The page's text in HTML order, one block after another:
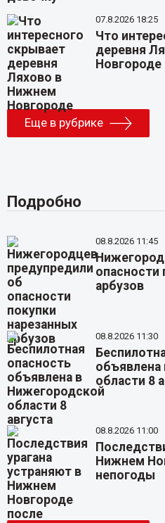
07.8.2026 18:25
Что
деревня
Новгороде
Еще в рубрике
Подробно
08.8.2026 11:45
опасности
арбузов
08.8.2026 11:30
области 8
08.8.2026 11:00
Нижнем
непогоды